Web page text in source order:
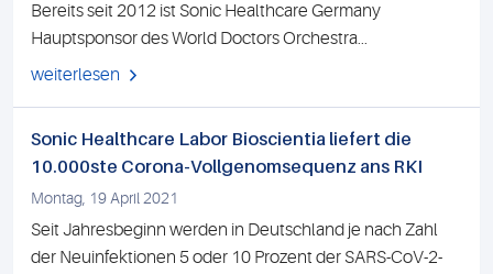
Bereits seit 2012 ist Sonic Healthcare Germany
Hauptsponsor des World Doctors Orchestra...
weiterlesen
Sonic Healthcare Labor Bioscientia liefert die
10.000ste Corona-Vollgenomsequenz ans RKI
Montag, 19 April 2021
Seit Jahresbeginn werden in Deutschland je nach Zahl
der Neuinfektionen 5 oder 10 Prozent der SARS-CoV-2-